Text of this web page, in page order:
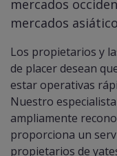
mercados
mercados
Los propietarios y
de placer desean
estar operativas
Nuestro
ampliamente
proporciona un
propietarios de